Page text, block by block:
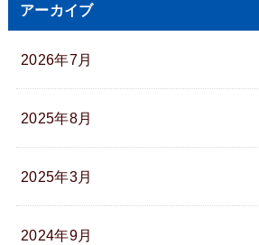
アーカイブ
2026年7月
2025年8月
2025年3月
2024年9月